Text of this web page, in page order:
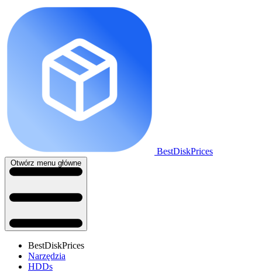
BestDiskPrices
Otwórz menu główne
BestDiskPrices
Narzędzia
HDDs